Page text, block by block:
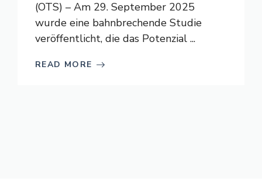
(OTS) – Am 29. September 2025
wurde eine bahnbrechende Studie
veröffentlicht, die das Potenzial ...
READ MORE